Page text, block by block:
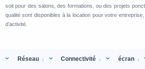
soit pour des salons, des formations, ou des projets
qualité sont disponibles à la location pour votre
d’activité.
Réseau : Connectivité : écran :